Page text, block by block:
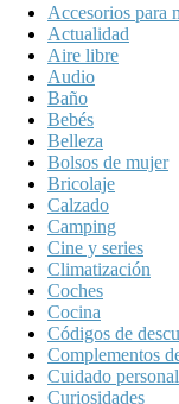
Accesorios para
Actualidad
Aire libre
Audio
Baño
Bebés
Belleza
Bolsos de mujer
Bricolaje
Calzado
Camping
Cine y series
Climatización
Coches
Cocina
Códigos de
Complementos
Cuidado personal
Curiosidades